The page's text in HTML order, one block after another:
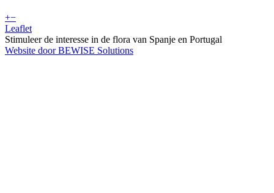
+−
Leaflet
Stimuleer de interesse in de flora van Spanje en Portugal
Website door BEWISE Solutions